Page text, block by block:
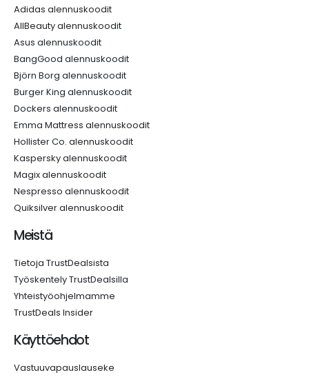
Adidas alennuskoodit
AllBeauty alennuskoodit
Asus alennuskoodit
BangGood alennuskoodit
Björn Borg alennuskoodit
Burger King alennuskoodit
Dockers alennuskoodit
Emma Mattress alennuskoodit
Hollister Co. alennuskoodit
Kaspersky alennuskoodit
Magix alennuskoodit
Nespresso alennuskoodit
Quiksilver alennuskoodit
Meistä
Tietoja TrustDealsista
Työskentely TrustDealsilla
Yhteistyöohjelmamme
TrustDeals Insider
Käyttöehdot
Vastuuvapauslauseke